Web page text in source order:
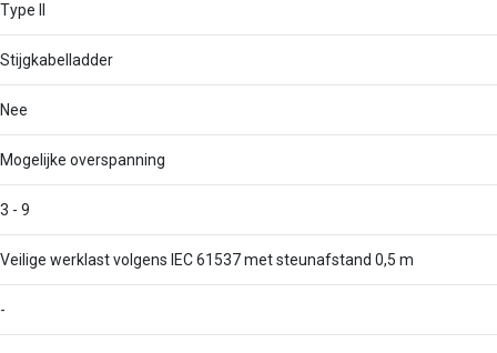
Type II
Stijgkabelladder
Nee
Mogelijke overspanning
3 - 9
Veilige werklast volgens IEC 61537 met steunafstand 0,5 m
-